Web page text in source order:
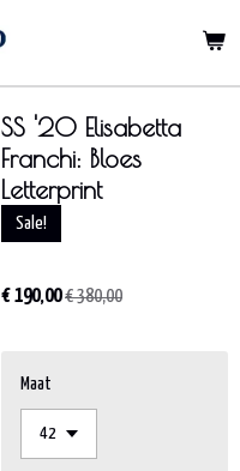
SS '20 Elisabetta
Franchi: Bloes
Letterprint
Sale!
€ 190,00€ 380,00
Maat